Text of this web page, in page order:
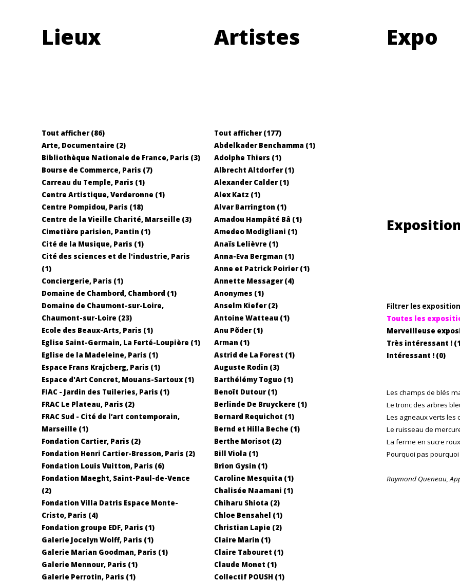
Lieux
Tout afficher (86)
Arte, Documentaire (2)
Bibliothèque Nationale de France, Paris (3)
Bourse de Commerce, Paris (7)
Carreau du Temple, Paris (1)
Centre Artistique, Verderonne (1)
Centre Pompidou, Paris (18)
Centre de la Vieille Charité, Marseille (3)
Cimetière parisien, Pantin (1)
Cité de la Musique, Paris (1)
Cité des sciences et de l'industrie, Paris
(1)
Conciergerie, Paris (1)
Domaine de Chambord, Chambord (1)
Domaine de Chaumont-sur-Loire,
Chaumont-sur-Loire (23)
Ecole des Beaux-Arts, Paris (1)
Eglise Saint-Germain, La Ferté-Loupière (1)
Eglise de la Madeleine, Paris (1)
Espace Frans Krajcberg, Paris (1)
Espace d'Art Concret, Mouans-Sartoux (1)
FIAC - Jardin des Tuileries, Paris (1)
FRAC Le Plateau, Paris (2)
FRAC Sud - Cité de l’art contemporain,
Marseille (1)
Fondation Cartier, Paris (2)
Fondation Henri Cartier-Bresson, Paris (2)
Fondation Louis Vuitton, Paris (6)
Fondation Maeght, Saint-Paul-de-Vence
(2)
Fondation Villa Datris Espace Monte-
Cristo, Paris (4)
Fondation groupe EDF, Paris (1)
Galerie Jocelyn Wolff, Paris (1)
Galerie Marian Goodman, Paris (1)
Galerie Mennour, Paris (1)
Galerie Perrotin, Paris (1)
Artistes
Tout afficher (177)
Abdelkader Benchamma (1)
Adolphe Thiers (1)
Albrecht Altdorfer (1)
Alexander Calder (1)
Alex Katz (1)
Alvar Barrington (1)
Amadou Hampâté Bâ (1)
Amedeo Modigliani (1)
Anaïs Lelièvre (1)
Anna-Eva Bergman (1)
Anne et Patrick Poirier (1)
Annette Messager (4)
Anonymes (1)
Anselm Kiefer (2)
Antoine Watteau (1)
Anu Põder (1)
Arman (1)
Astrid de La Forest (1)
Auguste Rodin (3)
Barthélémy Toguo (1)
Benoît Dutour (1)
Berlinde De Bruyckere (1)
Bernard Requichot (1)
Bernd et Hilla Beche (1)
Berthe Morisot (2)
Bill Viola (1)
Brion Gysin (1)
Caroline Mesquita (1)
Chalisée Naamani (1)
Chiharu Shiota (2)
Chloe Bensahel (1)
Christian Lapie (2)
Claire Marin (1)
Claire Tabouret (1)
Claude Monet (1)
Collectif POUSH (1)
Expo
Filtrer les
Toutes les
Merveilleuse
Très intéressant !
Intéressant ! (0)
Les champs de blés
Le tronc des arbres
Les agneaux verts les
Le ruisseau de
La ferme en sucre
Pourquoi pas
Raymond Queneau,